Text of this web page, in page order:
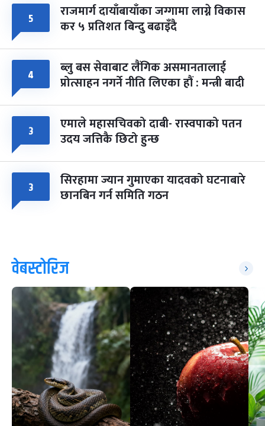
५ राजमार्ग दायाँबायाँका जग्गामा लाग्ने विकास
कर ५ प्रतिशत बिन्दु बढाइँदै
४ ब्लु बस सेवाबाट लैंगिक असमानतालाई
प्रोत्साहन नगर्ने नीति लिएका हौं : मन्त्री बादी
३ एमाले महासचिवको दाबी- रास्वपाको पतन
उदय जत्तिकै छिटो हुन्छ
३ सिरहामा ज्यान गुमाएका यादवको घटनाबारे
छानबिन गर्न समिति गठन
वेबस्टोरिज